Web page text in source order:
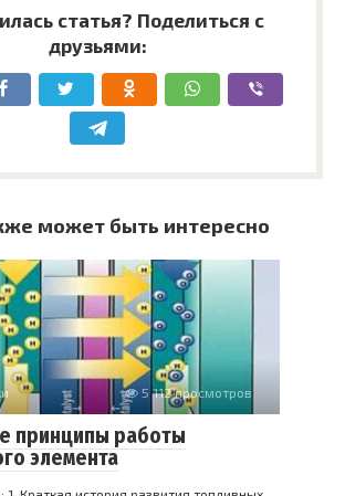
статья? Поделиться с
друзьями:
может быть интересно
5 112 просмотров
принципы работы
элемента